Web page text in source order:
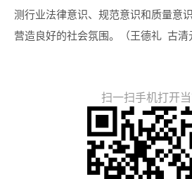
测行业法律意识、规范意识和质量意
营造良好的社会氛围。（王德礼 古清
扫一扫手机打开